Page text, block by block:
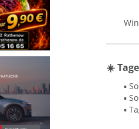
☀️
▪
▪
▪